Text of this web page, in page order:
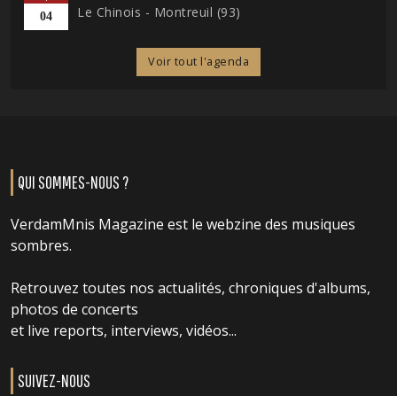
04
Le Chinois - Montreuil (93)
Voir tout l'agenda
QUI SOMMES-NOUS ?
VerdamMnis Magazine est le webzine des musiques
sombres.
Retrouvez toutes nos actualités, chroniques d'albums,
photos de concerts
et live reports, interviews, vidéos...
SUIVEZ-NOUS